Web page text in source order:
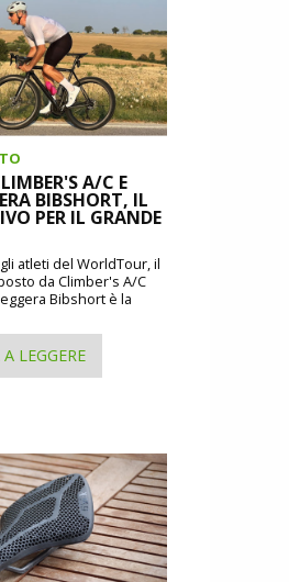
A/C E
BIBSHORT, IL
PER IL GRANDE
atleti del WorldTour, il
da Climber's A/C
Bibshort è la
LEGGERE